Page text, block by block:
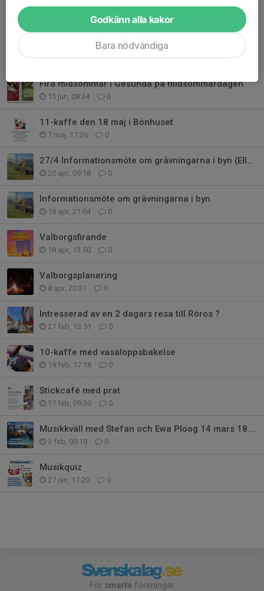
By och bakluckeloppis 10-15
0
Fäbodlunken 2026- kom och fika och heja på !
Fira midsommar i Gesunda på midsommardagen
15 jun, 08:34 0
11-kaffe den 18 maj i Bönhuset
7 maj, 17:26 0
27/4 Informationsmöte om grävningarna i byn (Ellevio)
20 apr, 09:18 0
Informationsmöte om grävningarna i byn
18 apr, 21:04 0
Valborgsfirande
18 apr, 13:50 0
Valborgsplanering
8 apr, 20:37 0
Intresserad av en 2 dagars resa till Röros ?
27 feb, 13:51 0
10-kaffe med vasaloppsbakelse
19 feb, 17:18 0
Stickcafé med prat
17 feb, 09:30 0
Musikkväll med Stefan och Ewa Ploog 14 mars 18.00
3 feb, 09:19 0
Musikquiz
27 jan, 17:20 0
För smarta föreningar
Godkänn alla kakor
Bara nödvändiga